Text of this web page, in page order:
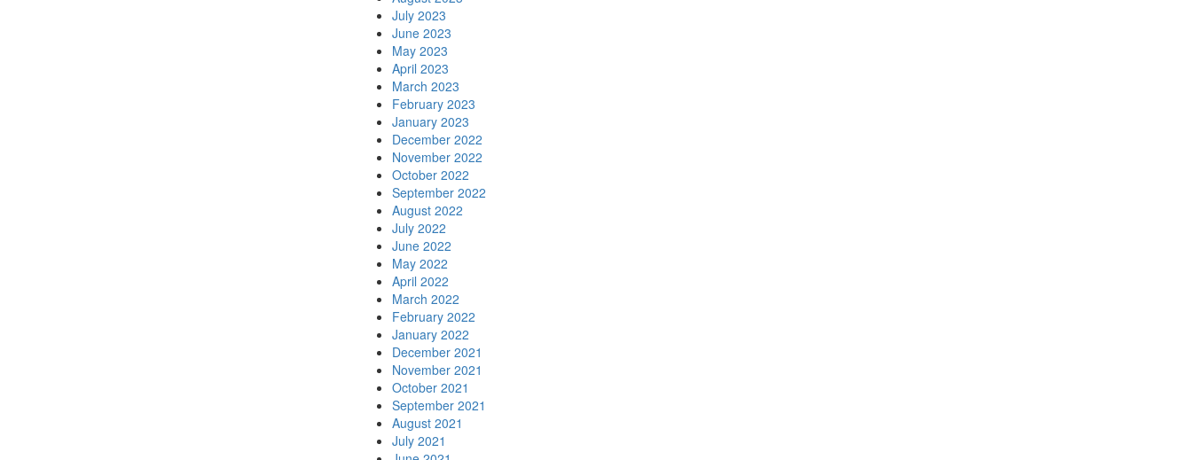
July 2023
June 2023
May 2023
April 2023
March 2023
February 2023
January 2023
December 2022
November 2022
October 2022
September 2022
August 2022
July 2022
June 2022
May 2022
April 2022
March 2022
February 2022
January 2022
December 2021
November 2021
October 2021
September 2021
August 2021
July 2021